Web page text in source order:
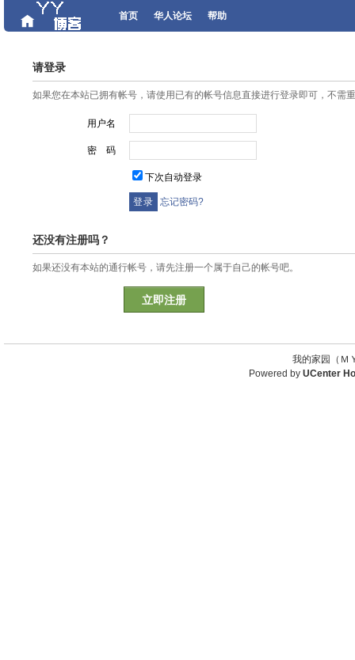
首页 华人论坛 帮助
请登录
如果您在本站已拥有帐号，请使用已有的帐号信息直接进行登录即可，不需
用户名
密 码
下次自动登录
忘记密码?
还没有注册吗？
如果还没有本站的通行帐号，请先注册一个属于自己的帐号吧。
立即注册
我的家园（
Powered by UCenter